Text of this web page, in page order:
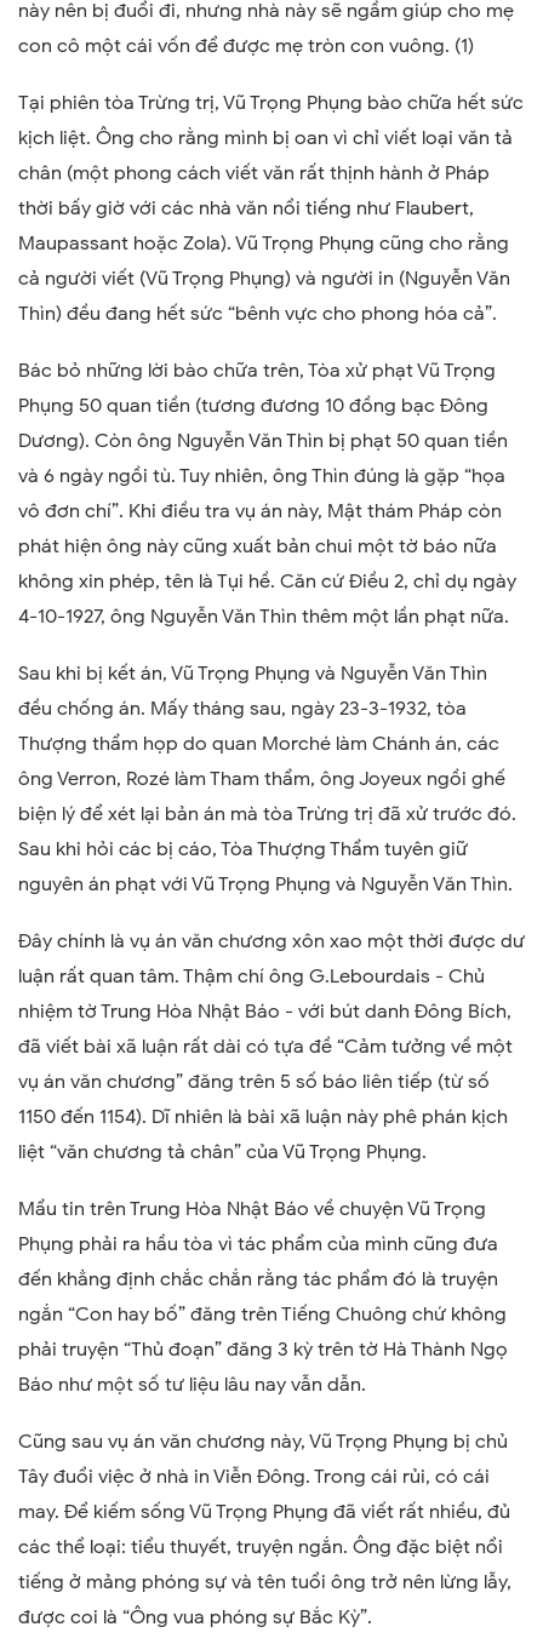
này nên bị đuổi đi, nhưng nhà này sẽ ngầm giúp cho mẹ
con cô một cái vốn để được mẹ tròn con vuông. (1)
Tại phiên tòa Trừng trị, Vũ Trọng Phụng bào chữa hết sức
kịch liệt. Ông cho rằng mình bị oan vì chỉ viết loại văn tả
chân (một phong cách viết văn rất thịnh hành ở Pháp
thời bấy giờ với các nhà văn nổi tiếng như Flaubert,
Maupassant hoặc Zola). Vũ Trọng Phụng cũng cho rằng
cả người viết (Vũ Trọng Phụng) và người in (Nguyễn Văn
Thìn) đều đang hết sức “bênh vực cho phong hóa cả”.
Bác bỏ những lời bào chữa trên, Tòa xử phạt Vũ Trọng
Phụng 50 quan tiền (tương đương 10 đồng bạc Đông
Dương). Còn ông Nguyễn Văn Thìn bị phạt 50 quan tiền
và 6 ngày ngồi tù. Tuy nhiên, ông Thìn đúng là gặp “họa
vô đơn chí”. Khi điều tra vụ án này, Mật thám Pháp còn
phát hiện ông này cũng xuất bản chui một tờ báo nữa
không xin phép, tên là Tụi hề. Căn cứ Điều 2, chỉ dụ ngày
4-10-1927, ông Nguyễn Văn Thìn thêm một lần phạt nữa.
Sau khi bị kết án, Vũ Trọng Phụng và Nguyễn Văn Thìn
đều chống án. Mấy tháng sau, ngày 23-3-1932, tòa
Thượng thẩm họp do quan Morché làm Chánh án, các
ông Verron, Rozé làm Tham thẩm, ông Joyeux ngồi ghế
biện lý để xét lại bản án mà tòa Trừng trị đã xử trước đó.
Sau khi hỏi các bị cáo, Tòa Thượng Thẩm tuyên giữ
nguyên án phạt với Vũ Trọng Phụng và Nguyễn Văn Thìn.
Đây chính là vụ án văn chương xôn xao một thời được dư
luận rất quan tâm. Thậm chí ông G.Lebourdais - Chủ
nhiệm tờ Trung Hòa Nhật Báo - với bút danh Đông Bích,
đã viết bài xã luận rất dài có tựa đề “Cảm tưởng về một
vụ án văn chương” đăng trên 5 số báo liên tiếp (từ số
1150 đến 1154). Dĩ nhiên là bài xã luận này phê phán kịch
liệt “văn chương tả chân” của Vũ Trọng Phụng.
Mẩu tin trên Trung Hòa Nhật Báo về chuyện Vũ Trọng
Phụng phải ra hầu tòa vì tác phẩm của mình cũng đưa
đến khẳng định chắc chắn rằng tác phẩm đó là truyện
ngắn “Con hay bố” đăng trên Tiếng Chuông chứ không
phải truyện “Thủ đoạn” đăng 3 kỳ trên tờ Hà Thành Ngọ
Báo như một số tư liệu lâu nay vẫn dẫn.
Cũng sau vụ án văn chương này, Vũ Trọng Phụng bị chủ
Tây đuổi việc ở nhà in Viễn Đông. Trong cái rủi, có cái
may. Để kiếm sống Vũ Trọng Phụng đã viết rất nhiều, đủ
các thể loại: tiểu thuyết, truyện ngắn. Ông đặc biệt nổi
tiếng ở mảng phóng sự và tên tuổi ông trở nên lừng lẫy,
được coi là “Ông vua phóng sự Bắc Kỳ”.